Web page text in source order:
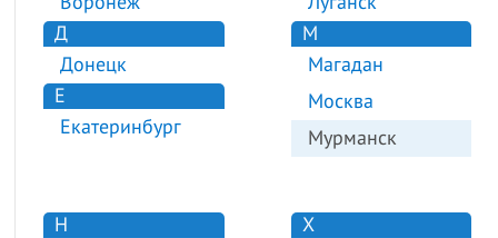
Д
Донецк
Е
Екатеринбург
М
Магадан
Москва
Мурманск
Н
Х